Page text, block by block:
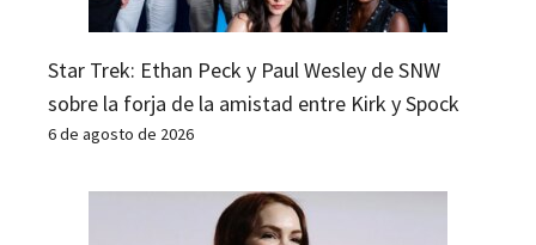
Star Trek: Ethan Peck y Paul Wesley de SNW
sobre la forja de la amistad entre Kirk y Spock
6 de agosto de 2026